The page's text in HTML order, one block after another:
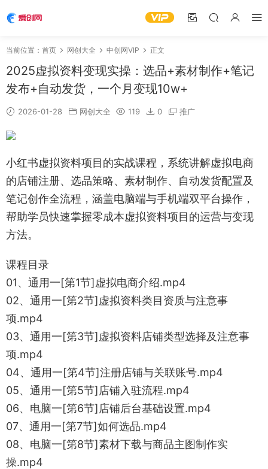
当前位置： 首页 网创大全 中创网VIP 正文
2025虚拟资料变现实操：选品+素材制作+笔记
发布+自动发货，一个月变现10w+
2026-01-28 网创大全 119 0 推广
小红书虚拟资料项目的实战课程，系统讲解虚拟电商
的店铺注册、选品策略、素材制作、自动发货配置及
笔记创作全流程，涵盖电脑端与手机端双平台操作，
帮助学员快速掌握零成本虚拟资料项目的运营与变现
方法。
课程目录
01、通用一[第1节]虚拟电商介绍.mp4
02、通用一[第2节]虚拟资料类目资质与注意事
项.mp4
03、通用一[第3节]虚拟资料店铺类型选择及注意事
项.mp4
04、通用一[第4节]注册店铺与关联账号.mp4
05、通用一[第5节]店铺入驻流程.mp4
06、电脑一[第6节]店铺后台基础设置.mp4
07、通用一[第7节]如何选品.mp4
08、电脑一[第8节]素材下载与商品主图制作实
操.mp4